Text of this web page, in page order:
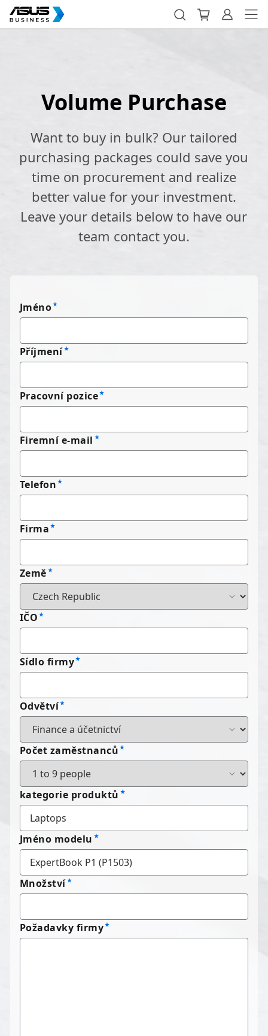
Volume Purchase
Want to buy in bulk? Our tailored
purchasing packages could save you
time on procurement and realize
better value for your investment.
Leave your details below to have our
team contact you.
Jméno
Příjmení
Pracovní pozice
Firemní e-mail
Telefon
Firma
Země
IČO
Sídlo firmy
Odvětví
Počet zaměstnanců
kategorie produktů
Jméno modelu
Množství
Požadavky firmy